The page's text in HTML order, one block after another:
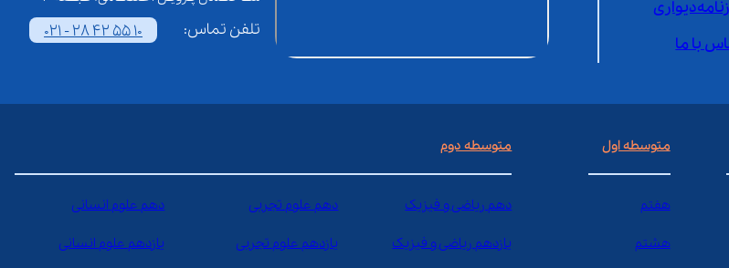
با ما
تلفن تماس: 021 - 28 42 55 10
متوسطه اول
هفتم
هشتم
متوسطه دوم
دهم ریاضی و فیزیک دهم علوم تجربی دهم علوم انسانی
یازدهم ریاضی و فیزیک یازدهم علوم تجربی یازدهم علوم انسانی